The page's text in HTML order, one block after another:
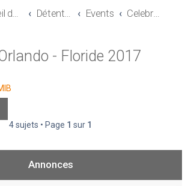
Accueil du forum Détente et communauté Mint In Box Events Celebration Orlando - Floride 2017
- Floride 2017
4 sujets • Page 1 sur 1
Annonces